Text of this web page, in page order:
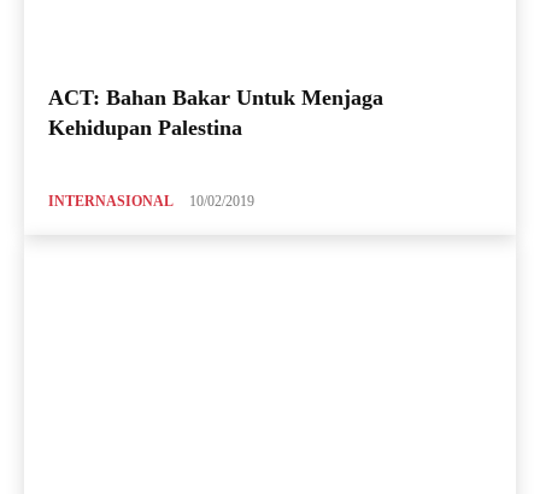
ACT: Bahan Bakar Untuk Menjaga
Kehidupan Palestina
INTERNASIONAL 10/02/2019